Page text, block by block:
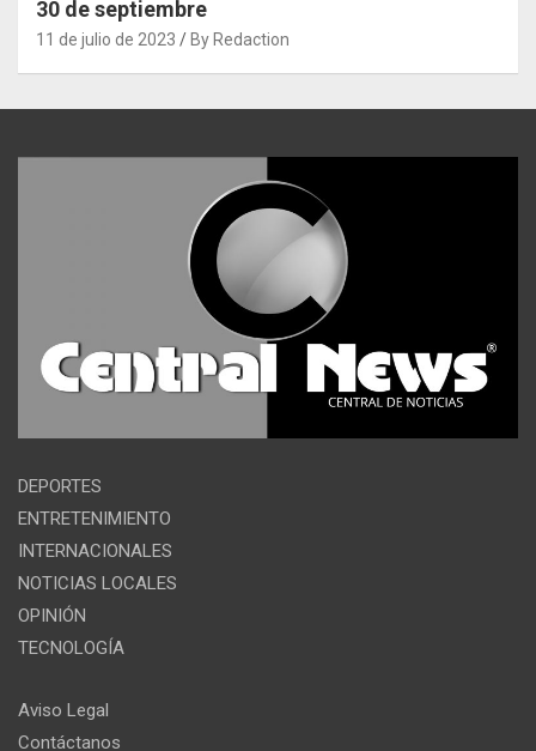
30 de septiembre
11 de julio de 2023 By Redaction
DEPORTES
ENTRETENIMIENTO
INTERNACIONALES
NOTICIAS LOCALES
OPINIÓN
TECNOLOGÍA
Aviso Legal
Contáctanos